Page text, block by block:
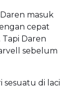
masuk
cepat
Daren
sebelum
sesuatu di laci